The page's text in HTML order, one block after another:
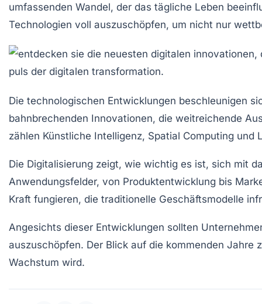
umfassenden Wandel, der das tägliche Leben
Technologien voll auszuschöpfen, um nicht nur
Die technologischen Entwicklungen beschleunigen
bahnbrechenden Innovationen, die weitreichende
zählen Künstliche Intelligenz, Spatial Computing und
Die Digitalisierung zeigt, wie wichtig es ist, sich mit
Anwendungsfelder, von Produktentwicklung bis
Kraft fungieren, die traditionelle Geschäftsmodelle
Angesichts dieser Entwicklungen sollten
auszuschöpfen. Der Blick auf die kommenden
Wachstum wird.